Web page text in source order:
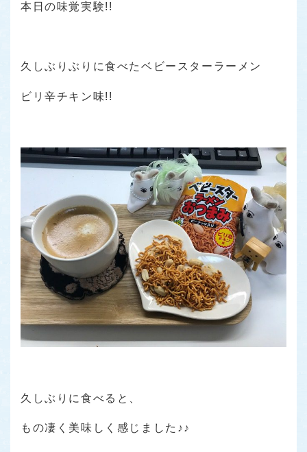
本日の味覚実験!!
久しぶりぶりに食べたベビースターラーメン
ビリ辛チキン味!!
久しぶりに食べると、
もの凄く美味しく感じました♪♪